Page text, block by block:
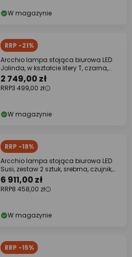
W magazynie
RRP -21%
Arcchio lampa stojąca biurowa LED
Jolinda, w kształcie litery T, czarna,
4000 K
2 749,00 zł
RRP3 499,00 zł
W magazynie
RRP -18%
Arcchio lampa stojąca biurowa LED
Susi, zestaw 2 sztuk, srebrna, czujnik,
CCT
6 911,00 zł
RRP8 458,00 zł
W magazynie
RRP -15%